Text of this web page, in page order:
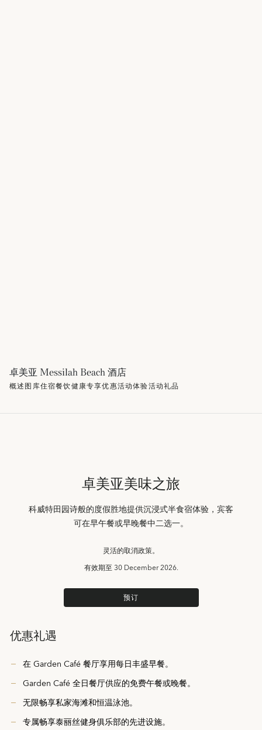
卓美亚 Messilah Beach 酒店
概述图库住宿餐饮健康专享优惠活动体验活动礼品
卓美亚美味之旅
科威特田园诗般的度假胜地提供沉浸式半食宿体验，宾客
可在早午餐或早晚餐中二选一。
灵活的取消政策。
有效期至30 December 2026.
预订
优惠礼遇
在 Garden Café 餐厅享用每日丰盛早餐。
Garden Café 全日餐厅供应的免费午餐或晚餐。
无限畅享私家海滩和恒温泳池。
专属畅享泰丽丝健身俱乐部的先进设施。